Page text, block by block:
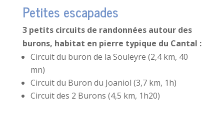
Petites escapades
3 petits circuits de randonnées autour des
burons, habitat en pierre typique du Cantal :
Circuit du buron de la Souleyre (2,4 km, 40
mn)
Circuit du Buron du Joaniol (3,7 km, 1h)
Circuit des 2 Burons (4,5 km, 1h20)